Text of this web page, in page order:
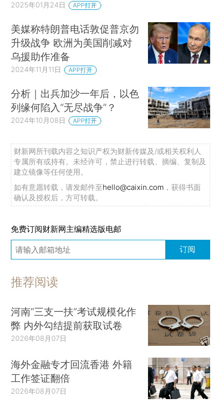
2025年01月24日 APP打开
美媒称特朗普电话敦促普京勿
升级战争 欧洲为美国削减对
乌援助作准备
2024年11月11日 APP打开
分析｜出兵加沙一年后，以色
列缘何陷入“无尽战争”？
2024年10月08日 APP打开
财新网所刊载内容之知识产权为财新传媒及/或相关权利人
专属所有或持有。未经许可，禁止进行转载、摘编、复制及
建立镜像等任何使用。
如有意愿转载，请发邮件至hello@caixin.com ，获得书面
确认及授权后，方可转载。
免费订阅财新网主编精选版电邮
订阅
推荐阅读
河南“三支一扶”考试规模化作
弊 内外勾结提前获取试卷
2026年08月07日
海外金融专才回流香港 外籍
工作签证翻倍
2026年08月07日